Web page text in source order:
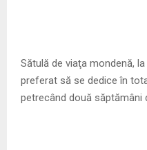
Sătulă de viaţa mondenă,
preferat să se dedice în
petrecând două săptămâni